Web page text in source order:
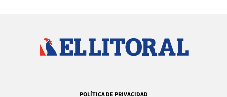
POLÍTICA DE PRIVACIDAD